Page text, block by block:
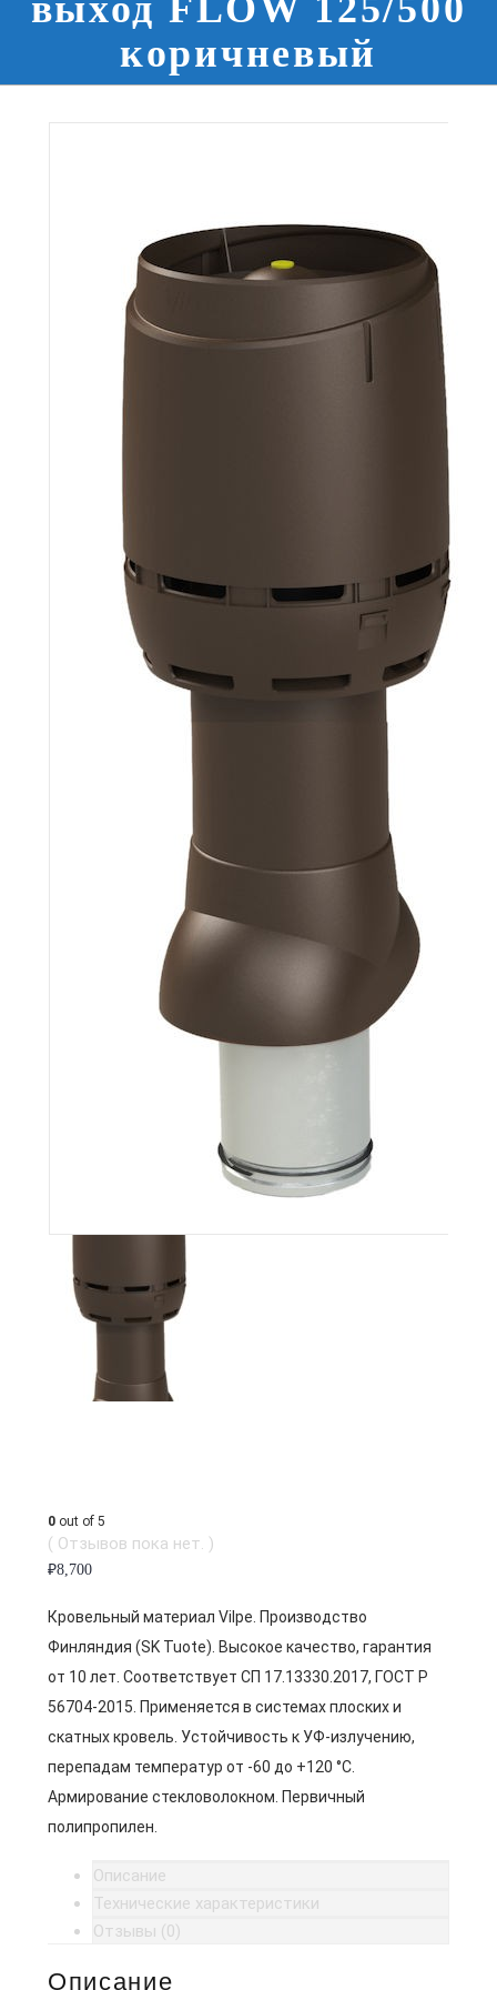
выход FLOW 125/500
коричневый
0 out of 5
( Отзывов пока нет. )
₽8,700
Кровельный материал Vilpe. Производство
Финляндия (SK Tuote). Высокое качество, гарантия
от 10 лет. Соответствует СП 17.13330.2017, ГОСТ Р
56704-2015. Применяется в системах плоских и
скатных кровель. Устойчивость к УФ-излучению,
перепадам температур от -60 до +120 °C.
Армирование стекловолокном. Первичный
полипропилен.
Описание
Технические характеристики
Отзывы (0)
Описание